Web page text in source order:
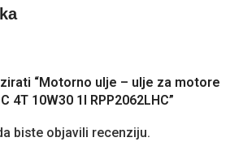
“Motorno ulje – ulje za motore
4T 10W30 1l RPP2062LHC”
biste objavili recenziju.